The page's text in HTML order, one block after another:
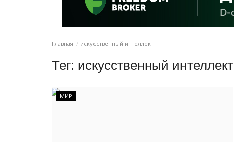
Главная искусственный интеллект
Тег: искусственный интеллект
МИР